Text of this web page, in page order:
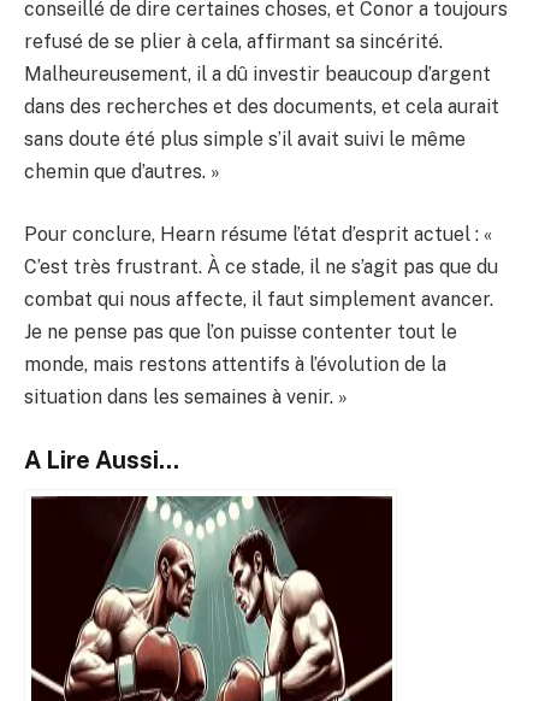
conseillé de dire certaines choses, et Conor a toujours
refusé de se plier à cela, affirmant sa sincérité.
Malheureusement, il a dû investir beaucoup d’argent
dans des recherches et des documents, et cela aurait
sans doute été plus simple s’il avait suivi le même
chemin que d’autres. »
Pour conclure, Hearn résume l’état d’esprit actuel : «
C’est très frustrant. À ce stade, il ne s’agit pas que du
combat qui nous affecte, il faut simplement avancer.
Je ne pense pas que l’on puisse contenter tout le
monde, mais restons attentifs à l’évolution de la
situation dans les semaines à venir. »
A Lire Aussi...